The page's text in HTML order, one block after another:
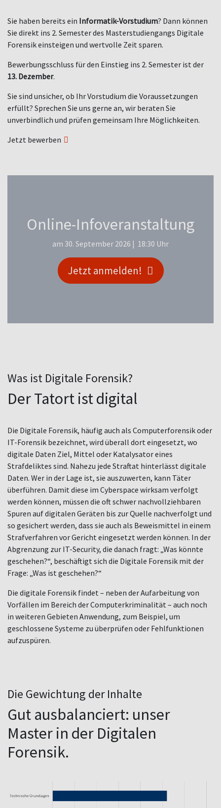
Sie haben bereits ein Informatik-Vorstudium? Dann können
Sie direkt ins 2. Semester des Masterstudiengangs Digitale
Forensik einsteigen und wertvolle Zeit sparen.
Bewerbungsschluss für den Einstieg ins 2. Semester ist der
13. Dezember.
Sie sind unsicher, ob Ihr Vorstudium die Voraussetzungen
erfüllt? Sprechen Sie uns gerne an, wir beraten Sie
unverbindlich und prüfen gemeinsam Ihre Möglichkeiten.
Jetzt bewerben
Online-Infoveranstaltung
am 30. September 2026 | 18:30 Uhr
Jetzt anmelden!
Was ist Digitale Forensik?
Der Tatort ist digital
Die Digitale Forensik, häufig auch als Computerforensik oder
IT-Forensik bezeichnet, wird überall dort eingesetzt, wo
digitale Daten Ziel, Mittel oder Katalysator eines
Strafdeliktes sind. Nahezu jede Straftat hinterlässt digitale
Daten. Wer in der Lage ist, sie auszuwerten, kann Täter
überführen. Damit diese im Cyberspace wirksam verfolgt
werden können, müssen die oft schwer nachvollziehbaren
Spuren auf digitalen Geräten bis zur Quelle nachverfolgt und
so gesichert werden, dass sie auch als Beweismittel in einem
Strafverfahren vor Gericht eingesetzt werden können. In der
Abgrenzung zur IT-Security, die danach fragt: „Was könnte
geschehen?“, beschäftigt sich die Digitale Forensik mit der
Frage: „Was ist geschehen?“
Die digitale Forensik findet – neben der Aufarbeitung von
Vorfällen im Bereich der Computerkriminalität – auch noch
in weiteren Gebieten Anwendung, zum Beispiel, um
geschlossene Systeme zu überprüfen oder Fehlfunktionen
aufzuspüren.
Die Gewichtung der Inhalte
Gut ausbalanciert: unser
Master in der Digitalen
Forensik.